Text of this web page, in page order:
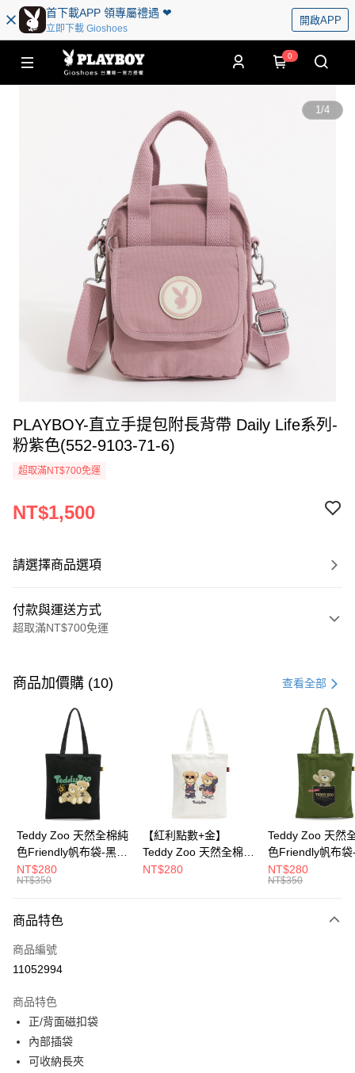
首下載APP 領專屬禮遇 ❤︎
立即下載 Gioshoes
開啟APP
0
1/4
PLAYBOY-直立手提包附長背帶 Daily Life系列-
粉紫色(552-9103-71-6)
超取滿NT$700免運
NT$1,500
請選擇商品選項
付款與運送方式
超取滿NT$700免運
信用卡一次付款
超商取貨付款
Apple Pay
街口支付
大哥付你分期
相關說明
2.付款方式選擇「大哥付你分期」，訂單成立後會自動跳轉到大哥付的交易
成交易。
3.實際核准額度、可分期數及費用金額請依後續交易確認頁面所載為準。
消。如遇「轉專審核」未通過狀況，表示未達大哥付你分期系統評分，恕無
法說明評估內容。
【繳款方式說明】
1.分期款項不併入電信帳單，「大哥付你分期」於每月結算日後寄送繳費提
2.透過簡訊連結打開帳單後，可選擇「超商條碼／台灣大直營門市／銀行轉
運送方式
全家取貨付款
付款後全家取貨
每筆NT$100，滿NT$700(含以上)免運費
商品加價購 (10) 查看全部
Teddy Zoo 天然全棉純
色Friendly帆布袋-黑色
(TZB107)
NT$280
NT$350
【紅利點數+金】
Teddy Zoo 天然全棉純
色Friendly帆布袋-白色
NT$280
Teddy Zoo 天然
色Friendly帆布袋
色(TZB107)
NT$280
NT$350
商品特色
商品編號
11052994
商品特色
正/背面磁扣袋
內部插袋
可收納長夾